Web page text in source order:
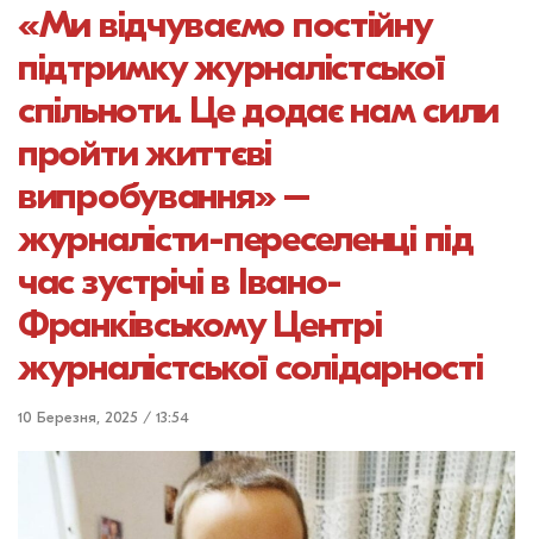
«Ми відчуваємо постійну
підтримку журналістської
спільноти. Це додає нам сили
пройти життєві
випробування» –
журналісти-переселенці під
час зустрічі в Івано-
Франківському Центрі
журналістської солідарності
10 Березня, 2025 / 13:54